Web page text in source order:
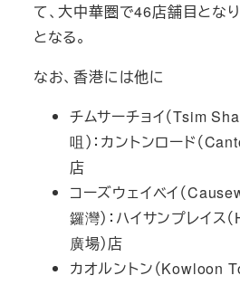
て、大中華圏で46店舗目とな
となる。
なお、香港には他に
チムサーチョイ（Tsim
咀）：カントンロード（
店
コーズウェイベイ（
鑼灣）：ハイサンプレイ
廣場）店
カオルントン（Kowloon